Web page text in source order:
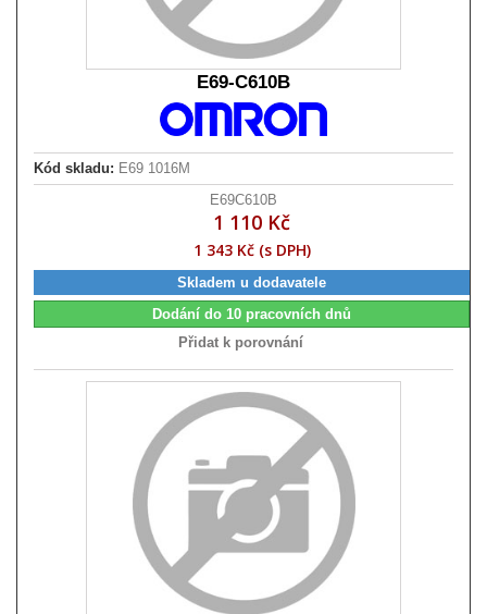
E69-C610B
Kód skladu: E69 1016M
E69C610B
1 110 Kč
1 343 Kč (s DPH)
Skladem u dodavatele
Dodání do 10 pracovních dnů
Přidat k porovnání